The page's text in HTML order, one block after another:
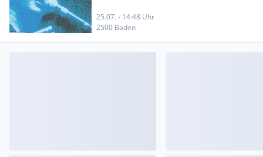
25.07. - 14:48 Uhr
2500 Baden